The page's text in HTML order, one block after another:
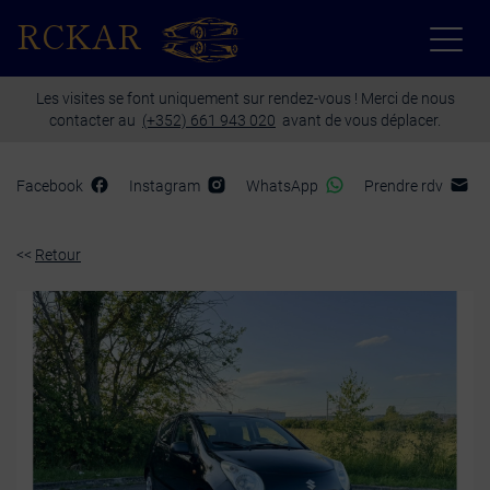
RCKAR
Les visites se font uniquement sur rendez-vous ! Merci de nous
contacter au (+352) 661 943 020 avant de vous déplacer.
Facebook Instagram WhatsApp Prendre rdv
<< Retour